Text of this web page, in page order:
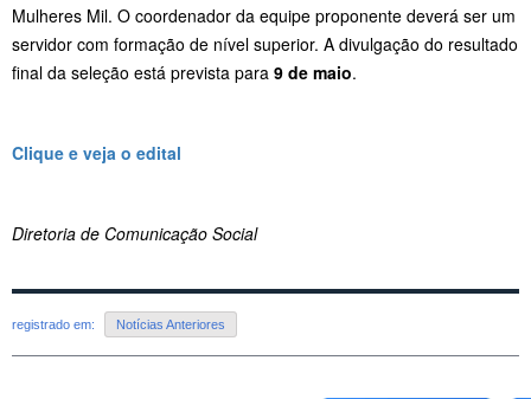
Mulheres Mil. O coordenador da equipe proponente deverá ser um
servidor com formação de nível superior. A divulgação do resultado
final da seleção está prevista para 9 de maio.
Clique e veja o edital
Diretoria de Comunicação Social
registrado em: Notícias Anteriores